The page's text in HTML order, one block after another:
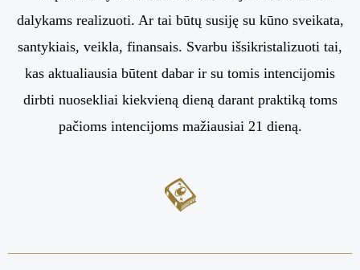
dalykams realizuoti. Ar tai būtų susiję su kūno sveikata,
santykiais, veikla, finansais. Svarbu išsikristalizuoti tai,
kas aktualiausia būtent dabar ir su tomis intencijomis
dirbti nuosekliai kiekvieną dieną darant praktiką toms
pačioms intencijoms mažiausiai 21 dieną.